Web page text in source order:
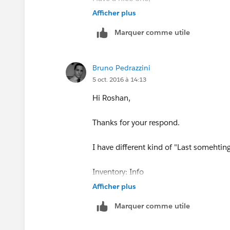
Afficher plus
Marquer comme utile
Bruno Pedrazzini
5 oct. 2016 à 14:13
Hi Roshan,
Thanks for your respond.
I have different kind of "Last
Inventory: Info
Afficher plus
Marquer comme utile